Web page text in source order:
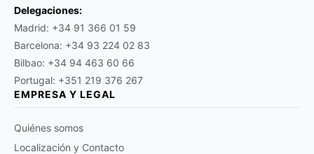
Delegaciones:
Madrid: +34 91 366 01 59
Barcelona: +34 93 224 02 83
Bilbao: +34 94 463 60 66
Portugal: +351 219 376 267
EMPRESA Y LEGAL
Quiénes somos
Localización y Contacto